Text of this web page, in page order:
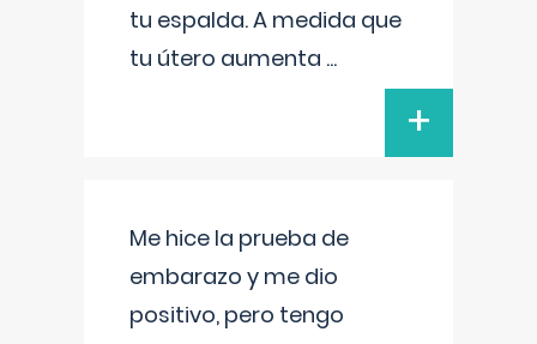
tu espalda. A medida que
tu útero aumenta ...
+
Me hice la prueba de
embarazo y me dio
positivo, pero tengo